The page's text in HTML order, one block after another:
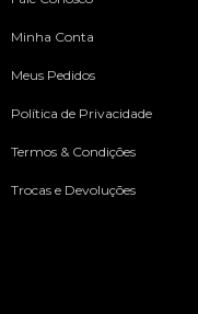
Minha Conta
Meus Pedidos
Política de Privacidade
Termos & Condições
Trocas e Devoluções